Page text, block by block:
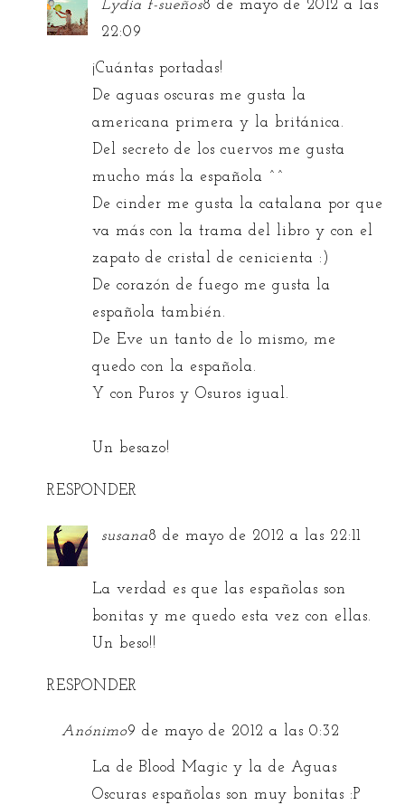
Lydia f-sueños8 de mayo de 2012 a las
22:09
¡Cuántas portadas!
De aguas oscuras me gusta la
americana primera y la británica.
Del secreto de los cuervos me gusta
mucho más la española ^^
De cinder me gusta la catalana por que
va más con la trama del libro y con el
zapato de cristal de cenicienta :)
De corazón de fuego me gusta la
española también.
De Eve un tanto de lo mismo, me
quedo con la española.
Y con Puros y Osuros igual.
Un besazo!
RESPONDER
susana8 de mayo de 2012 a las 22:11
La verdad es que las españolas son
bonitas y me quedo esta vez con ellas.
Un beso!!
RESPONDER
Anónimo9 de mayo de 2012 a las 0:32
La de Blood Magic y la de Aguas
Oscuras españolas son muy bonitas :P